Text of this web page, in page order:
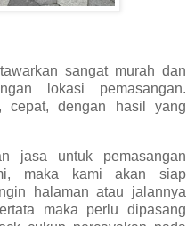
sangat murah dan
lokasi pemasangan.
cepat, dengan hasil yang
jasa untuk pemasangan
maka kami akan siap
halaman atau jalannya
maka perlu dipasang